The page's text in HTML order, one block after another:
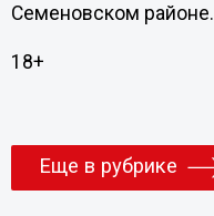
Семеновском районе.
18+
Еще в рубрике